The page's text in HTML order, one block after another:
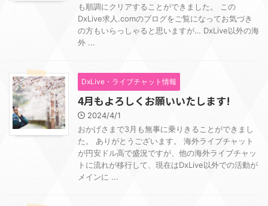
も順調にクリアすることができました。 この
DxLive求人.comのブログをご覧になってお気づき
の方もいらっしゃると思いますが… DxLive以外の海
外 ...
DxLive・ライブチャット情報
4月もよろしくお願いいたします!
2024/4/1
おかげさまで3月も無事に乗りきることができまし
た。 ありがとうございます。 海外ライブチャット
が円安ドル高で盛況ですが、他の海外ライブチャッ
トに流れが移行して、現在はDxLive以外での活動が
メインに ...